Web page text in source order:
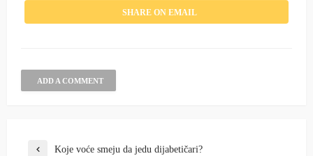
SHARE ON EMAIL
ADD A COMMENT
Koje voće smeju da jedu dijabetičari?